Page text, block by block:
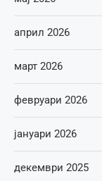
април 2026
март 2026
февруари 2026
јануари 2026
декември 2025